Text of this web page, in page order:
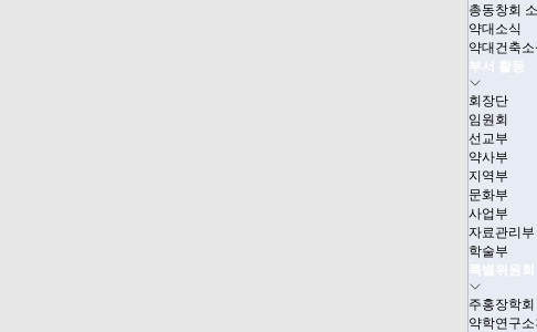
총동창회
약대소식
약대건축소
부서 활동
회장단
임원회
선교부
약사부
지역부
문화부
사업부
자료관리부
학술부
특별위원회
주홍장학회
약학연구소